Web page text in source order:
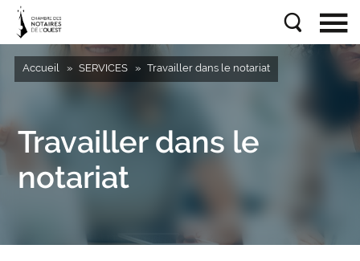
Accueil SERVICES Travailler dans le notariat
Travailler dans le
notariat